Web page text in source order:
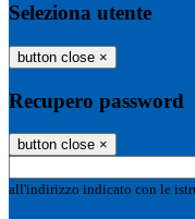
Seleziona utente
button close ×
Recupero password
button close ×
all'indirizzo indicato con le